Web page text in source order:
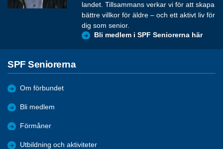
landet. Tillsammans verkar vi för att skapa
bättre villkor för äldre – och ett aktivt liv för
dig som senior.
Bli medlem i SPF Seniorerna här
SPF Seniorerna
Om förbundet
Bli medlem
Förmåner
Utbildning och aktiviteter